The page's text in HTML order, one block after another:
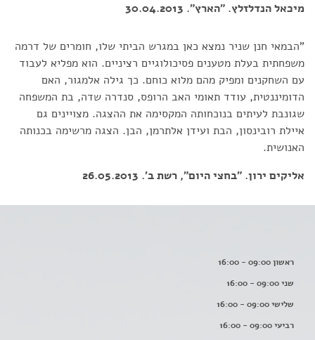
מיכאל הנדלזלץ. "הארץ". 30.04.2013
"הבמאי חנן שניר נמצא כאן במגרש הביתי שלו, חומרים של דרמה
משפחתית בעלת מטענים פסיכולוגיים רציניים. הוא מפליא לעבוד
עם השחקנים ומפיק מהם מלוא כוחם. כך גילה אלמגור, האם
הדומיננטית, עודד תאומי האב הרופס, סנדרה שדה, בת המשפחה
שגונבת לעיתים בנוכחותה המקסימה את ההצגה. מצויינים גם
איילת רובינסון, הבת ועידן אלתרמן, הבן. הצגה מרשימה בכנותה
האנושית.
אליקים ירון. "בחצי היום", רשת ב'. 26.05.2013
ראשון 09:00 - 16:00
שני 09:00 - 16:00
שלישי 09:00 - 16:00
רביעי 09:00 - 16:00